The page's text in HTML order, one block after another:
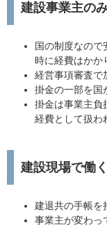
建設事業主の
国の制度なので
時に経費はかか
経営事項審査で
掛金の一部を国
掛金は事業主負
経費として扱わ
建設現場で働
建退共の手帳を
事業主が変わっ